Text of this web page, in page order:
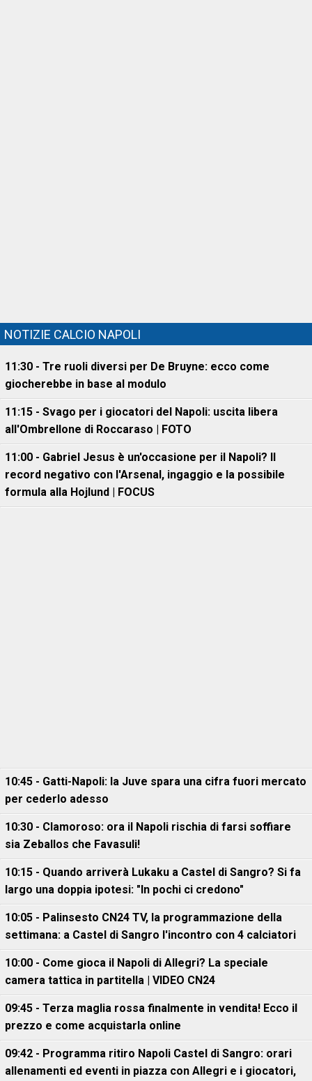
NOTIZIE CALCIO NAPOLI
11:30 - Tre ruoli diversi per De Bruyne: ecco come
giocherebbe in base al modulo
11:15 - Svago per i giocatori del Napoli: uscita libera
all'Ombrellone di Roccaraso | FOTO
11:00 - Gabriel Jesus è un'occasione per il Napoli? Il
record negativo con l'Arsenal, ingaggio e la possibile
formula alla Hojlund | FOCUS
10:45 - Gatti-Napoli: la Juve spara una cifra fuori mercato
per cederlo adesso
10:30 - Clamoroso: ora il Napoli rischia di farsi soffiare
sia Zeballos che Favasuli!
10:15 - Quando arriverà Lukaku a Castel di Sangro? Si fa
largo una doppia ipotesi: "In pochi ci credono"
10:05 - Palinsesto CN24 TV, la programmazione della
settimana: a Castel di Sangro l'incontro con 4 calciatori
10:00 - Come gioca il Napoli di Allegri? La speciale
camera tattica in partitella | VIDEO CN24
09:45 - Terza maglia rossa finalmente in vendita! Ecco il
prezzo e come acquistarla online
09:42 - Programma ritiro Napoli Castel di Sangro: orari
allenamenti ed eventi in piazza con Allegri e i giocatori,